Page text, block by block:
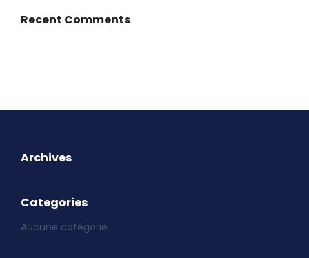
Recent Comments
Archives
Categories
Aucune catégorie